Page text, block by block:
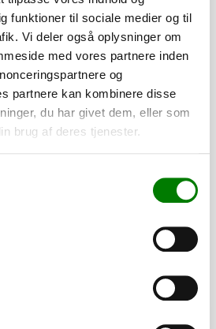
funktioner til sociale medier og til
Vi deler også oplysninger om
med vores partnere inden
og
partnere kan kombinere disse
du har givet dem, eller som
brug af deres tjenester.
mm
PÅ LAGER